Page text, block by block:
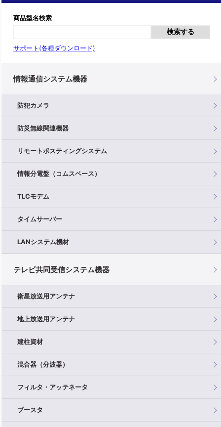
商品型名検索
検索する
サポート(各種ダウンロード)
情報通信システム機器
防犯カメラ
防災無線関連機器
リモートポスティングシステム
情報分電盤（コムスペース）
TLCモデム
タイムサーバー
LANシステム機材
テレビ共同受信システム機器
衛星放送用アンテナ
地上放送用アンテナ
建柱資材
混合器（分波器）
フィルタ・アッテネータ
ブースタ